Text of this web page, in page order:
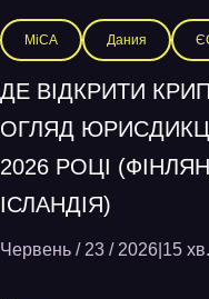
MiCA Дания
ДЕ ВІДКРИТИ
ОГЛЯД
2026 РОЦІ
ІСЛАНДІЯ)
Червень / 23 / 2026 15